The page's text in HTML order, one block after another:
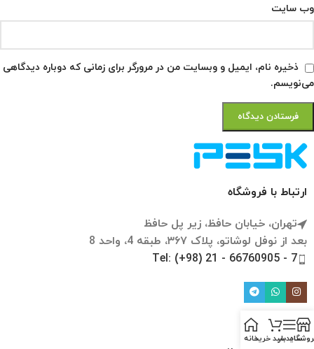
وب‌ سایت
ذخیره نام، ایمیل و وبسایت من در مرورگر برای زمانی که دوباره دیدگاهی
می‌نویسم.
ارتباط با فروشگاه
تهران، خیابان حافظ، زیر پل حافظ
بعد از نوفل لوشاتو، پلاک ۳۶۷، طبقه 4، واحد 8
Tel: (+98) 21 - 66760905 - 7
تازه ها
سایدبارسبد خریدخانه